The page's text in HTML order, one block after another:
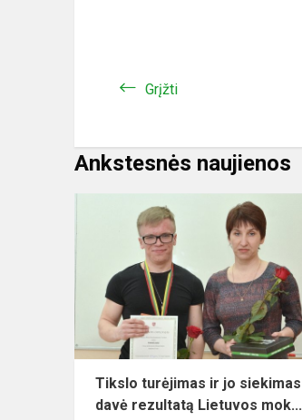
Grįžti
Ankstesnės naujienos
Tikslo turėjimas ir jo siekimas
davė rezultatą Lietuvos mok...